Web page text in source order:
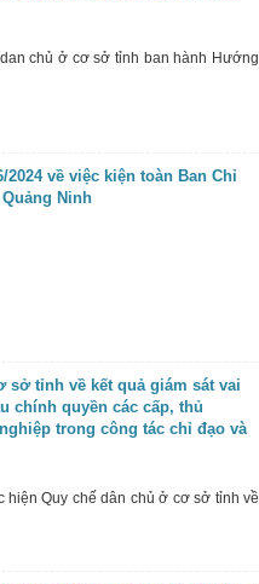
chủ ở cơ sở tỉnh ban hành Hướng
2024 về việc kiện toàn Ban Chỉ
Ninh
sở tỉnh về kết quả giám sát vai
chính quyền các cấp, thủ
trong công tác chỉ đạo và
hiện Quy chế dân chủ ở cơ sở tỉnh về